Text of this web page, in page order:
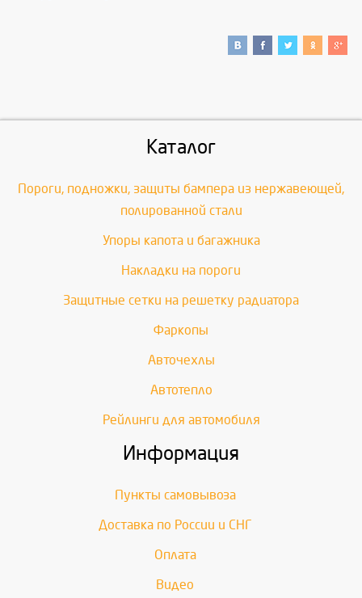
Каталог
Пороги, подножки, защиты бампера из нержавеющей,
полированной стали
Упоры капота и багажника
Накладки на пороги
Защитные сетки на решетку радиатора
Фаркопы
Авточехлы
Автотепло
Рейлинги для автомобиля
Информация
Пункты самовывоза
Доставка по России и СНГ
Оплата
Видео